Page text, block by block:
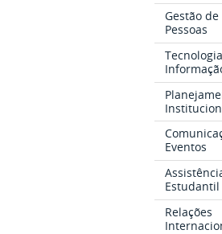
Gestão de
Pessoas
Eventos
Estudantil
Relações